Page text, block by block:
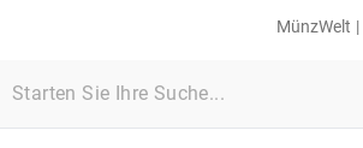
MünzWelt